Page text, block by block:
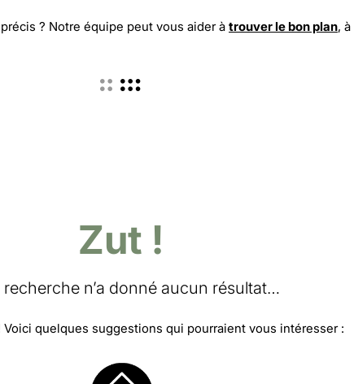
? Notre équipe peut vous aider à trouver le bon plan, à
Zut !
recherche n’a donné aucun résultat…
Voici quelques suggestions qui pourraient vous intéresser :